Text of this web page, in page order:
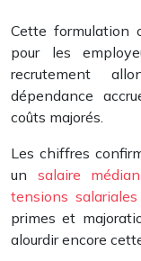
Cette formulation
pour les
recrutement
dépendance
coûts majorés.
Les chiffres
un salaire
tensions
primes et
alourdir encore